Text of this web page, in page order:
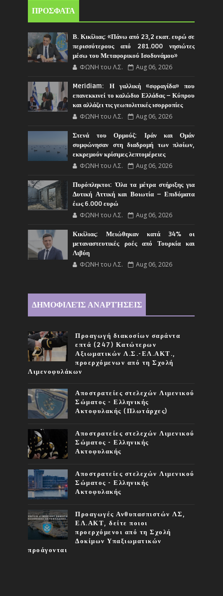
ΠΡΟΣΦΑΤΑ
Β. Κικίλιας: «Πάνω από 23,2 εκατ. ευρώ σε
περισσότερους από 281.000 νησιώτες
μέσω του Μεταφορικού Ισοδυνάμου»
ΦΩΝΗ του Λ.Σ. Aug 06, 2026
Meridiam: Η γαλλική «σφραγίδα» που
επανεκκινεί το καλώδιο Ελλάδας – Κύπρου
και αλλάζει τις γεωπολιτικές ισορροπίες
ΦΩΝΗ του Λ.Σ. Aug 06, 2026
Στενά του Ορμούζ: Ιράν και Ομάν
συμφώνησαν στη διαδρομή των πλοίων,
εκκρεμούν κρίσιμες λεπτομέρειες
ΦΩΝΗ του Λ.Σ. Aug 06, 2026
Πυρόπληκτοι: Όλα τα μέτρα στήριξης για
Δυτική Αττική και Βοιωτία – Επιδόματα
έως 6.000 ευρώ
ΦΩΝΗ του Λ.Σ. Aug 06, 2026
Κικίλιας: Μειώθηκαν κατά 34% οι
μεταναστευτικές ροές από Τουρκία και
Λιβύη
ΦΩΝΗ του Λ.Σ. Aug 06, 2026
ΔΗΜΟΦΙΛΕΊΣ ΑΝΑΡΤΉΣΕΙΣ
Προαγωγή διακοσίων σαράντα
επτά (247) Κατώτερων
Αξιωματικών Λ.Σ.-ΕΛ.ΑΚΤ.,
προερχόμενων από τη Σχολή
Λιμενοφυλάκων
Αποστρατείες στελεχών Λιμενικού
Σώματος - Ελληνικής
Ακτοφυλακής (Πλωτάρχες)
Αποστρατείες στελεχών Λιμενικού
Σώματος - Ελληνικής
Ακτοφυλακής
Αποστρατείες στελεχών Λιμενικού
Σώματος - Ελληνικής
Ακτοφυλακής
Προαγωγές Ανθυπασπιστών ΛΣ,
ΕΛ.ΑΚΤ, δείτε ποιοι
προερχόμενοι από τη Σχολή
Δοκίμων Υπαξιωματικών
προάγονται